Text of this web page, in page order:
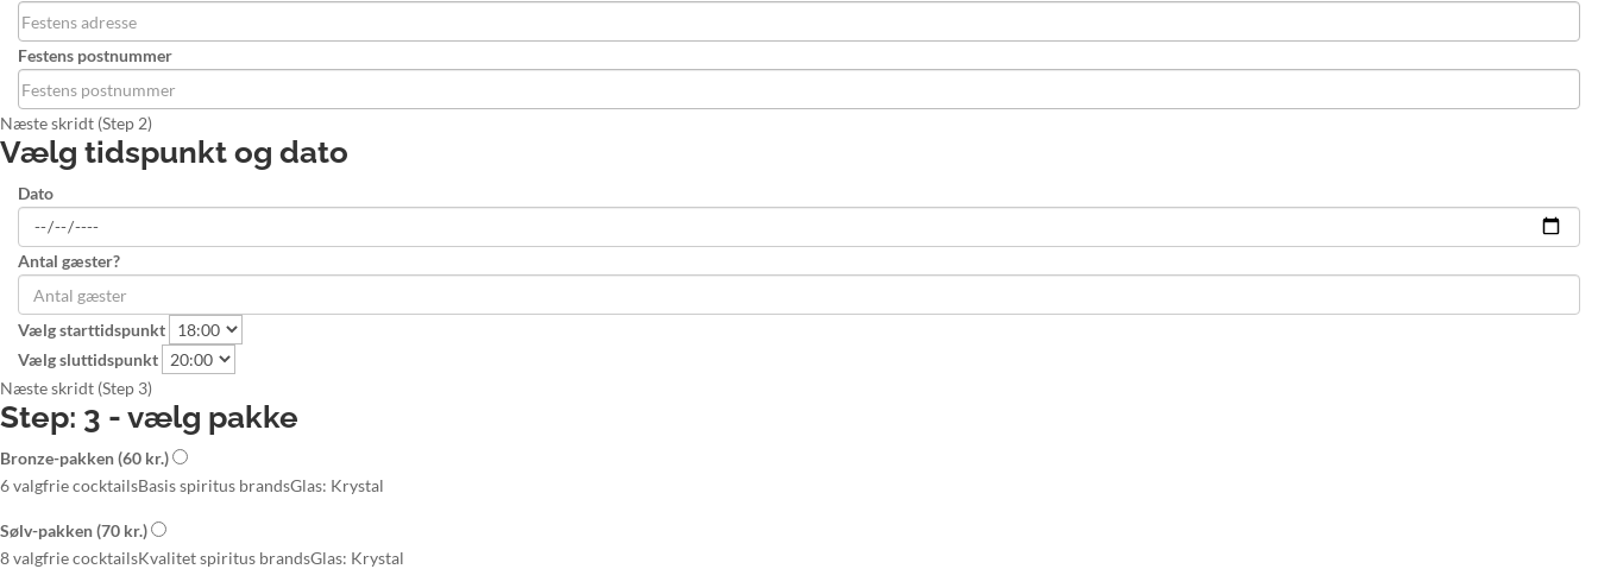
Festens postnummer
Næste skridt (Step 2)
Vælg tidspunkt og dato
Dato
Antal gæster?
Vælg starttidspunkt
Vælg sluttidspunkt
Næste skridt (Step 3)
Step: 3 - vælg pakke
Bronze-pakken(60 kr.)
6 valgfrie cocktailsBasis spiritus brandsGlas: Krystal
Sølv-pakken(70 kr.)
8 valgfrie cocktailsKvalitet spiritus brandsGlas: Krystal